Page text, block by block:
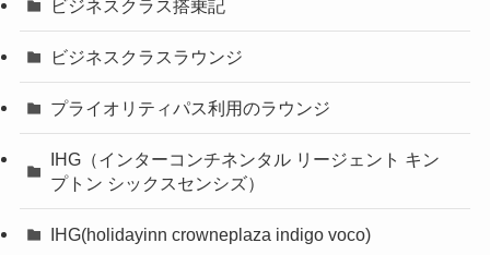
ビジネスクラス搭乗記
ビジネスクラスラウンジ
プライオリティパス利用のラウンジ
IHG（インターコンチネンタル リージェント キン
プトン シックスセンシズ）
IHG(holidayinn crowneplaza indigo voco)